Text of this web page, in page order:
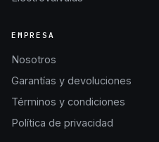
EMPRESA
Nosotros
Garantías y devoluciones
Términos y condiciones
Política de privacidad